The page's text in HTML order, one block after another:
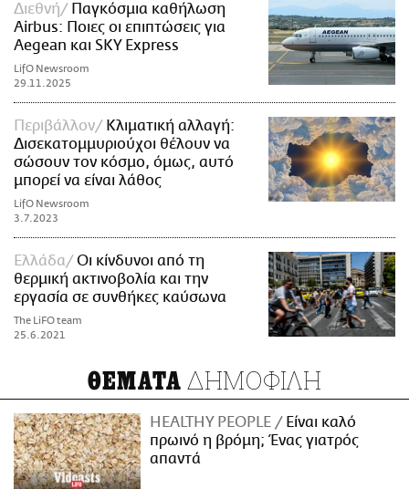
Διεθνή
Παγκόσμια καθήλωση
Airbus: Ποιες οι επιπτώσεις για
Aegean και SKY Express
LifO Newsroom
29.11.2025
Περιβάλλον
Κλιματική αλλαγή:
Δισεκατομμυριούχοι θέλουν να
σώσουν τον κόσμο, όμως, αυτό
μπορεί να είναι λάθος
LifO Newsroom
3.7.2023
Ελλάδα
Oι κίνδυνοι από τη
θερμική ακτινοβολία και την
εργασία σε συνθήκες καύσωνα
The LiFO team
25.6.2021
ΘΕΜΑΤΑ ΔΗΜΟΦΙΛΗ
HEALTHY PEOPLE
Είναι καλό
πρωινό η βρόμη; Ένας γιατρός
απαντά